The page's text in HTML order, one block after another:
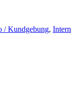
/ Kundgebung,